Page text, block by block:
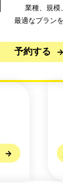
業種、規模
最適なプラン
予約する